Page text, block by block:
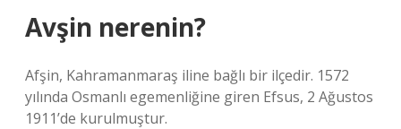
Avşin nerenin?
Afşin, Kahramanmaraş iline bağlı bir ilçedir. 1572
yılında Osmanlı egemenliğine giren Efsus, 2 Ağustos
1911’de kurulmuştur.